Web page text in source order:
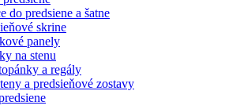
do predsiene a šatne
skrine
panely
na stenu
a regály
a predsieňové zostavy